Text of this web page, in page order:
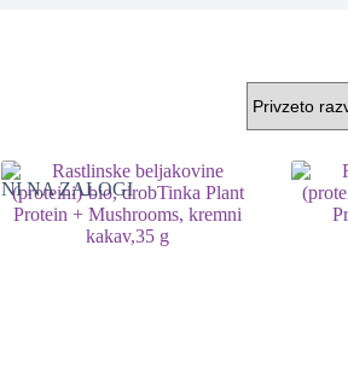
NI NA ZALOGI